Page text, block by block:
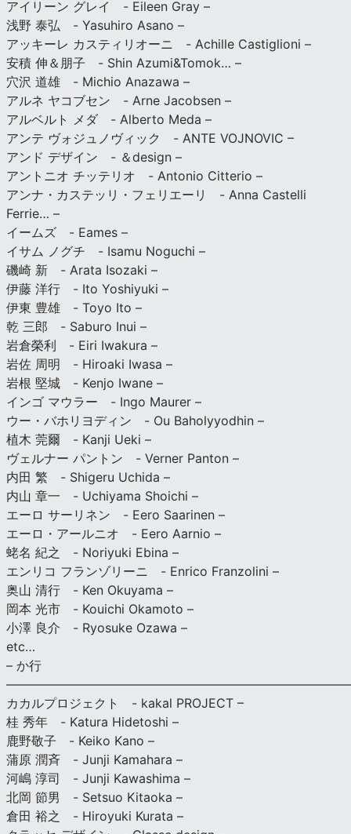
アイリーン グレイ - Eileen Gray –
浅野 泰弘 - Yasuhiro Asano –
アッキーレ カスティリオーニ - Achille Castiglioni –
安積 伸＆朋子 - Shin Azumi&Tomok… –
穴沢 道雄 - Michio Anazawa –
アルネ ヤコブセン - Arne Jacobsen –
アルベルト メダ - Alberto Meda –
アンテ ヴォジュノヴィック - ANTE VOJNOVIC –
アンド デザイン - ＆design –
アントニオ チッテリオ - Antonio Citterio –
アンナ・カステッリ・フェリエーリ - Anna Castelli
Ferrie… –
イームズ - Eames –
イサム ノグチ - Isamu Noguchi –
磯崎 新 - Arata Isozaki –
伊藤 洋行 - Ito Yoshiyuki –
伊東 豊雄 - Toyo Ito –
乾 三郎 - Saburo Inui –
岩倉榮利 - Eiri Iwakura –
岩佐 周明 - Hiroaki Iwasa –
岩根 堅城 - Kenjo Iwane –
インゴ マウラー - Ingo Maurer –
ウー・バホリヨディン - Ou Baholyyodhin –
植木 莞爾 - Kanji Ueki –
ヴェルナー パントン - Verner Panton –
内田 繁 - Shigeru Uchida –
内山 章一 - Uchiyama Shoichi –
エーロ サーリネン - Eero Saarinen –
エーロ・アールニオ - Eero Aarnio –
蛯名 紀之 - Noriyuki Ebina –
エンリコ フランゾリーニ - Enrico Franzolini –
奥山 清行 - Ken Okuyama –
岡本 光市 - Kouichi Okamoto –
小澤 良介 - Ryosuke Ozawa –
etc…
– か行
カカルプロジェクト - kakal PROJECT –
桂 秀年 - Katura Hidetoshi –
鹿野敬子 - Keiko Kano –
蒲原 潤斉 - Junji Kamahara –
河嶋 淳司 - Junji Kawashima –
北岡 節男 - Setsuo Kitaoka –
倉田 裕之 - Hiroyuki Kurata –